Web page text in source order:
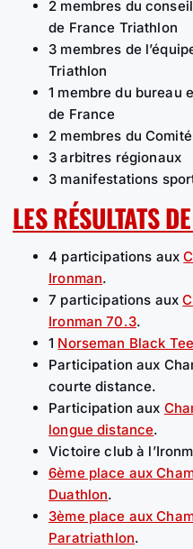
2 membres du
de France Triathlon
3 membres de
Triathlon
1 membre du bureau
de France
2 membres du
3 arbitres régionaux
3 manifestations
LES RÉSULTATS
4 participations aux
Ironman.
7 participations aux
Ironman 70.3.
1 Norseman Black
Participation aux
courte distance.
Participation aux
longue distance.
Victoire club à
6ème place aux
Duathlon.
3ème place aux
Paratriathlon.